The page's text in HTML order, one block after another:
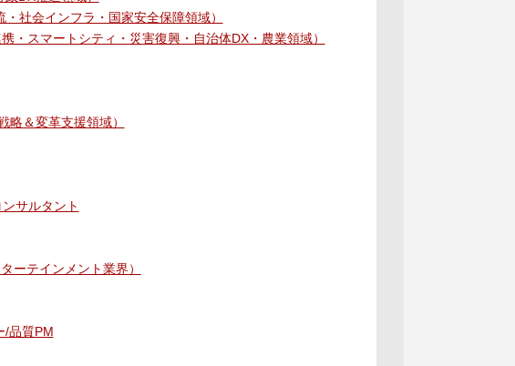
社会インフラ・国家安全保障領域）
スマートシティ・災害復興・自治体DX・農業領域）
＆変革支援領域）
サルタント
ーテインメント業界）
/品質PM